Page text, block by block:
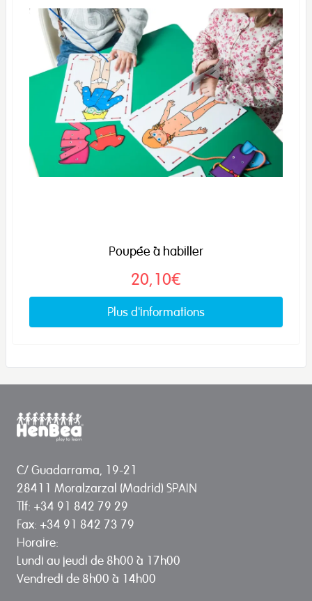
Poupée à habiller
20,10€
Plus d'informations
C/ Guadarrama, 19-21
28411 Moralzarzal (Madrid) SPAIN
Tlf: +34 91 842 79 29
Fax: +34 91 842 73 79
Horaire:
Lundi au jeudi de 8h00 à 17h00
Vendredi de 8h00 à 14h00